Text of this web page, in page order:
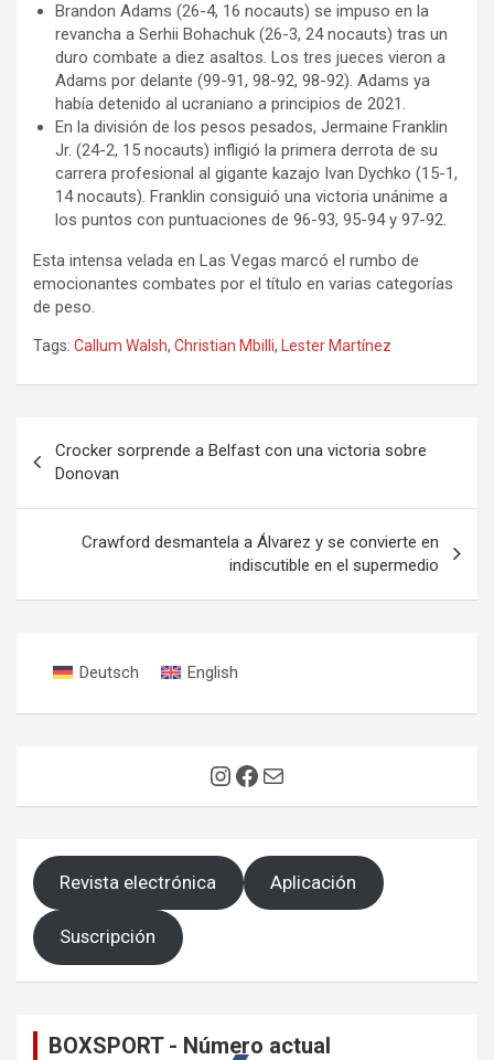
Brandon Adams (26-4, 16 nocauts) se impuso en la
revancha a Serhii Bohachuk (26-3, 24 nocauts) tras un
duro combate a diez asaltos. Los tres jueces vieron a
Adams por delante (99-91, 98-92, 98-92). Adams ya
había detenido al ucraniano a principios de 2021.
En la división de los pesos pesados, Jermaine Franklin
Jr. (24-2, 15 nocauts) infligió la primera derrota de su
carrera profesional al gigante kazajo Ivan Dychko (15-1,
14 nocauts). Franklin consiguió una victoria unánime a
los puntos con puntuaciones de 96-93, 95-94 y 97-92.
Esta intensa velada en Las Vegas marcó el rumbo de
emocionantes combates por el título en varias categorías
de peso.
Tags: Callum Walsh, Christian Mbilli, Lester Martínez
de
entradas
Crocker sorprende a Belfast con una victoria sobre
Donovan
Crawford desmantela a Álvarez y se convierte en
indiscutible en el supermedio
Deutsch English
Instagram
Facebook
Correo electrónico
Revista electrónica Aplicación
Suscripción
BOXSPORT - Número actual